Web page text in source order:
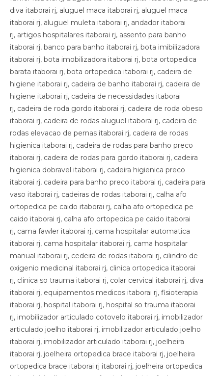
diva itaborai rj, aluguel maca itaborai rj, aluguel maca
itaborai rj, aluguel muleta itaborai rj, andador itaborai
rj, artigos hospitalares itaborai rj, assento para banho
itaborai rj, banco para banho itaborai rj, bota imibilizadora
itaborai rj, bota imobilizadora itaborai rj, bota ortopedica
barata itaborai rj, bota ortopedica itaborai rj, cadeira de
higiene itaborai rj, cadeira de banho itaborai rj, cadeira de
higiene itaborai rj, cadeira de necessidades itaborai
rj, cadeira de roda gordo itaborai rj, cadeira de roda obeso
itaborai rj, cadeira de rodas aluguel itaborai rj, cadeira de
rodas elevacao de pernas itaborai rj, cadeira de rodas
higienica itaborai rj, cadeira de rodas para banho preco
itaborai rj, cadeira de rodas para gordo itaborai rj, cadeira
higienica dobravel itaborai rj, cadeira higienica preco
itaborai rj, cadeira para banho preco itaborai rj, cadeira para
vaso itaborai rj, cadeiras de rodas itaborai rj, calha afo
ortopedica pe caido itaborai rj, calha afo ortopedica pe
caido itaborai rj, calha afo ortopedica pe caido itaborai
rj, cama fawler itaborai rj, cama hospitalar automatica
itaborai rj, cama hospitalar itaborai rj, cama hospitalar
manual itaborai rj, cedeira de rodas itaborai rj, cilindro de
oxigenio medicinal itaborai rj, clinica ortopedica itaborai
rj, clinica so trauma itaborai rj, colar cervical itaborai rj, diva
itaborai rj, equipamentos medicos itaborai rj, fisioterapia
itaborai rj, hospital itaborai rj, hospital so trauma itaborai
rj, imobilizador articulado cotovelo itaborai rj, imobilizador
articulado joelho itaborai rj, imobilizador articulado joelho
itaborai rj, imobilizador articulado itaborai rj, joelheira
itaborai rj, joelheira ortopedica brace itaborai rj, joelheira
ortopedica brace itaborai rj itaborai rj, joelheira ortopedica